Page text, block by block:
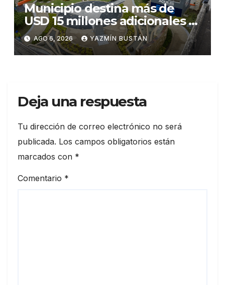
Municipio destina más de
USD 15 millones adicionales a
SEGURA EP para fortalecer la
seguridad ciudadana
AGO 6, 2026 YAZMÍN BUSTÁN
Deja una respuesta
Tu dirección de correo electrónico no será
publicada. Los campos obligatorios están
marcados con *
Comentario *